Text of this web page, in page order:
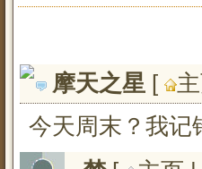
摩天之星 [
今天周末？我记